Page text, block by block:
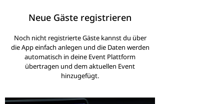
Neue Gäste registrieren
Noch nicht registrierte Gäste kannst du über
die App einfach anlegen und die Daten werden
automatisch in deine Event Plattform
übertragen und dem aktuellen Event
hinzugefügt.